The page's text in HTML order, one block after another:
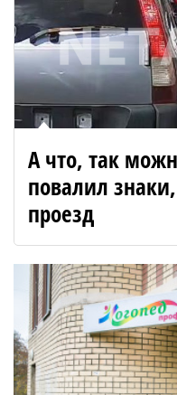
А что, так
повалил
проезд